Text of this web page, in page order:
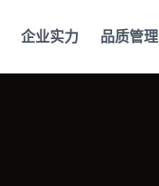
企业实力 品质管理